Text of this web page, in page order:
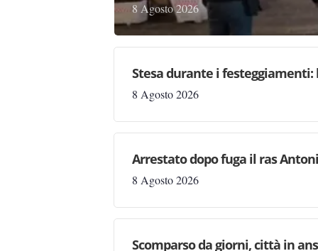
8 Agosto 2026
Stesa durante i
8 Agosto 2026
Arrestato dopo fuga il ras
8 Agosto 2026
Scomparso da giorni, città in